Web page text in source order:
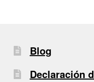
Blog
Declaración